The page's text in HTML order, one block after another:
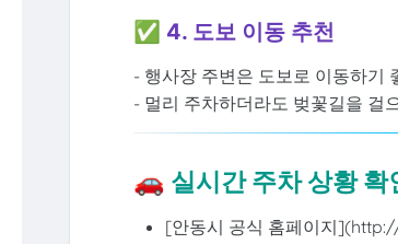
✅ 4. 도보 이동 추천
- 행사장 주변은 도보로 이동하기
- 멀리 주차하더라도 벚꽃길을 걸
🚗 실시간 주차 상황 확
[안동시 공식 홈페이지